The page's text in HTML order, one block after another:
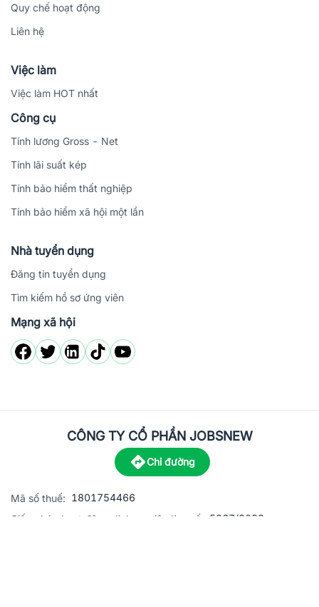
Quy chế hoạt động
Liên hệ
Việc làm
Việc làm HOT nhất
Công cụ
Tính lương Gross - Net
Tính lãi suất kép
Tính bảo hiểm thất nghiệp
Tính bảo hiểm xã hội một lần
Nhà tuyển dụng
Đăng tin tuyển dụng
Tìm kiếm hồ sơ ứng viên
Mạng xã hội
CÔNG TY CỔ PHẦN JOBSNEW
Chỉ đường
Mã số thuế: 1801754466
Giấy phép hoạt động dịch vụ việc làm số:
5867/2023